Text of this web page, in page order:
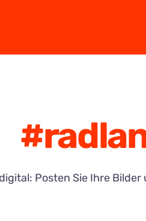
Posten Sie Ihre